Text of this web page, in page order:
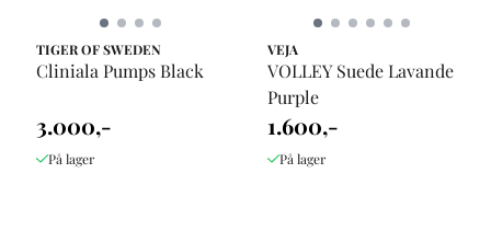
TIGER OF SWEDEN
Cliniala Pumps Black
3.000,-
På lager
VEJA
VOLLEY Suede Lavande
Purple
1.600,-
På lager